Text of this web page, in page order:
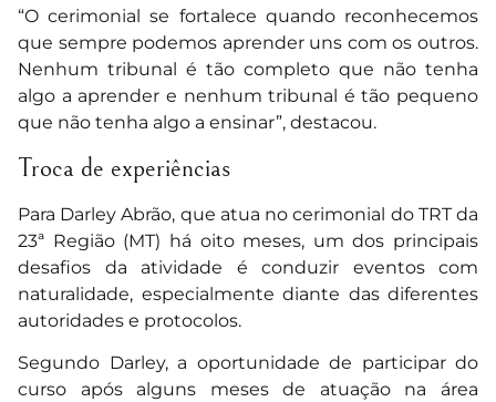
“O cerimonial se fortalece quando reconhecemos
que sempre podemos aprender uns com os outros.
Nenhum tribunal é tão completo que não tenha
algo a aprender e nenhum tribunal é tão pequeno
que não tenha algo a ensinar”, destacou.
Troca de experiências
Para Darley Abrão, que atua no cerimonial do TRT da
23ª Região (MT) há oito meses, um dos principais
desafios da atividade é conduzir eventos com
naturalidade, especialmente diante das diferentes
autoridades e protocolos.
Segundo Darley, a oportunidade de participar do
curso após alguns meses de atuação na área